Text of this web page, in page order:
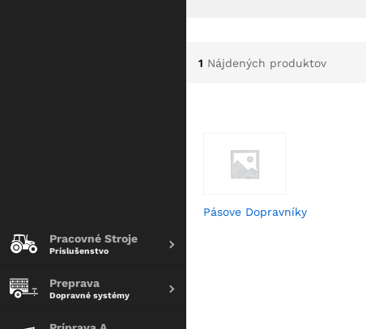
Pracovné Stroje
Príslušenstvo
Preprava
Dopravné systémy
1 Nájdených produktov
Pásove Dopravníky